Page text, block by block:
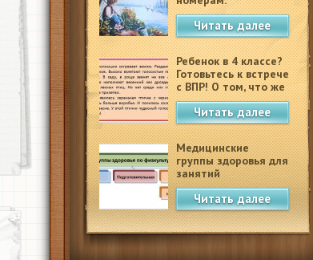
Читать далее
Ребенок в 4 классе?
Готовьтесь к встрече
с ВПР! О том, что же
это такое.
Читать далее
Медицинские
группы здоровья для
занятий
физкультурой в
школеЧитать далее